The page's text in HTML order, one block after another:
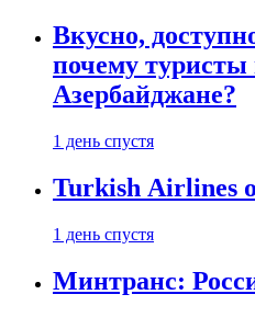
Вкусно,
почему
Азербайджане?
1 день спустя
Turkish Airlines
1 день спустя
Минтранс: